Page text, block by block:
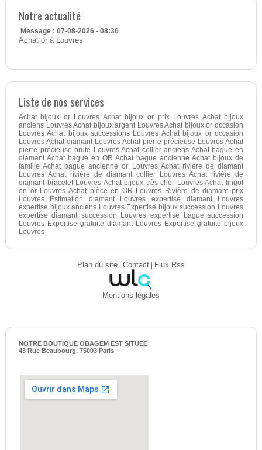
Notre actualité
Message : 07-08-2026 - 08:36
Achat or à Louvres
Liste de nos services
Achat bijoux or Louvres Achat bijoux or prix Louvres Achat bijoux
anciens Louvres Achat bijoux argent Louvres Achat bijoux or occasion
Louvres Achat bijoux successions Louvres Achat bijoux or occasion
Louvres Achat diamant Louvres Achat pierre précieuse Louvres Achat
pierre précieuse brute Louvres Achat collier anciens Achat bague en
diamant Achat bague en OR Achat bague ancienne Achat bijoux de
famille Achat bague ancienne or Louvres Achat rivière de diamant
Louvres Achat rivière de diamant collier Louvres Achat rivière de
diamant bracelet Louvres Achat bijoux très cher Louvres Achat lingot
en or Louvres Achat pièce en OR Louvres Rivière de diamant prix
Louvres Estimation diamant Louvres expertise diamant Louvres
expertise bijoux anciens Louvres Expertise bijoux succession Louvres
expertise diamant succession Louvres expertise bague succession
Louvres Expertise gratuite diamant Louvres Expertise gratuite bijoux
Louvres
Plan du site| Contact| Flux Rss
Mentions légales
NOTRE BOUTIQUE OBAGEM EST SITUEE
43 Rue Beaubourg, 75003 Paris